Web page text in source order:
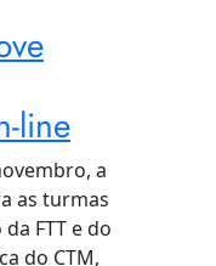
line
a
as turmas
FTT e do
do CTM,